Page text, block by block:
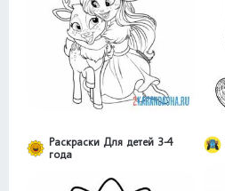
Раскраски Для детей 3-4
года